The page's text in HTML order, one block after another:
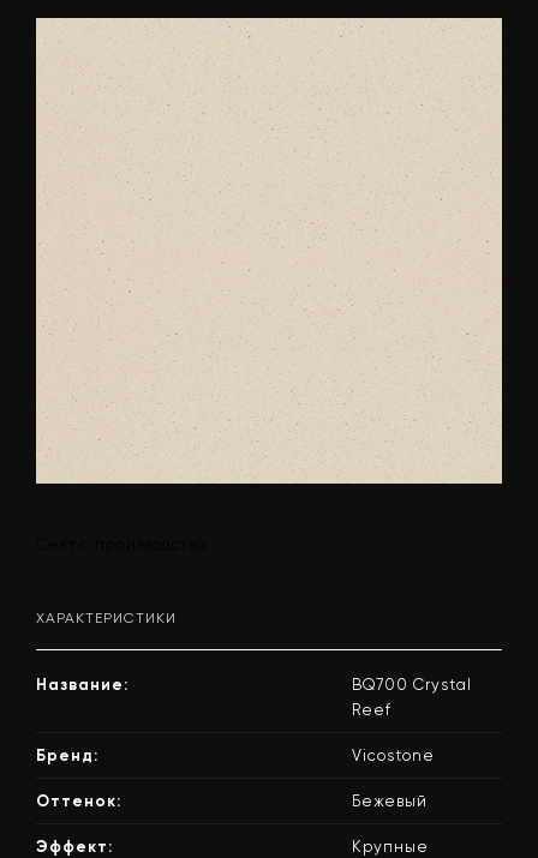
ХАРАКТЕРИСТИКИ
Название:
BQ700 Crystal
Reef
Бренд: Vicostone
Оттенок: Бежевый
Эффект:
Крупные